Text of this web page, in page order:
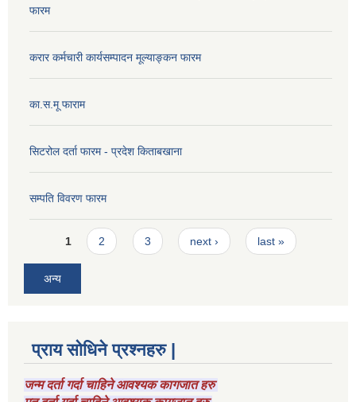
फारम
करार कर्मचारी कार्यसम्पादन मूल्याङ्कन फारम
का.स.मू फाराम
सिटरोल दर्ता फारम - प्रदेश किताबखाना
सम्पति विवरण फारम
Pages
1 2 3 next › last »
अन्य
प्राय सोधिने प्रश्नहरु |
जन्म दर्ता गर्दा चाहिने आवश्यक कागजात हरु